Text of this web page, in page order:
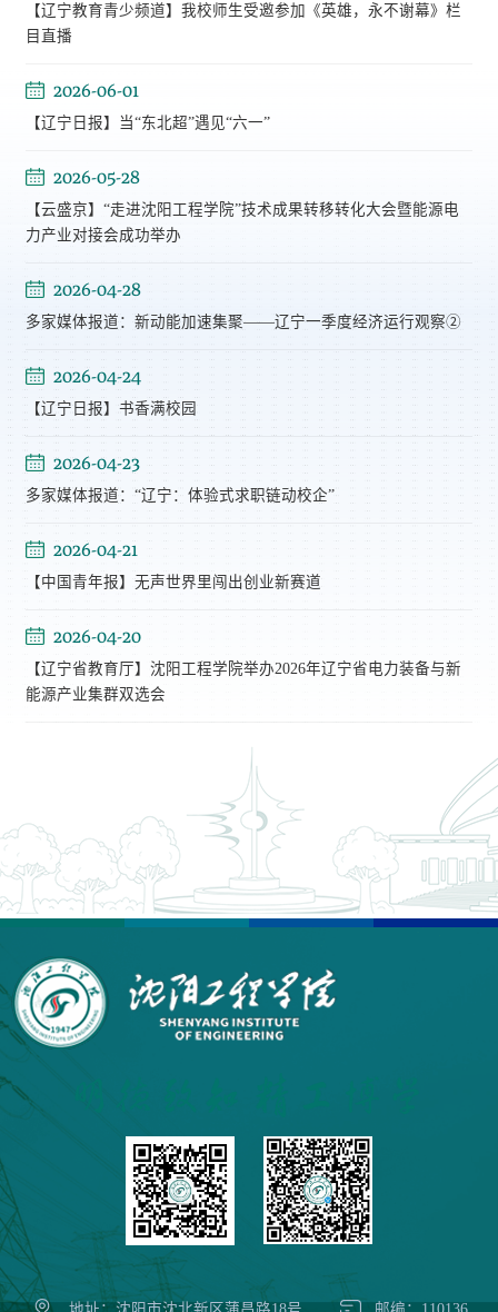
【辽宁教育青少频道】我校师生受邀参加《英雄，永不谢幕》栏
目直播
2026-06-01
【辽宁日报】当“东北超”遇见“六一”
2026-05-28
【云盛京】“走进沈阳工程学院”技术成果转移转化大会暨能源电
力产业对接会成功举办
2026-04-28
多家媒体报道：新动能加速集聚——辽宁一季度经济运行观察②
2026-04-24
【辽宁日报】书香满校园
2026-04-23
多家媒体报道：“辽宁：体验式求职链动校企”
2026-04-21
【中国青年报】无声世界里闯出创业新赛道
2026-04-20
【辽宁省教育厅】沈阳工程学院举办2026年辽宁省电力装备与新
能源产业集群双选会